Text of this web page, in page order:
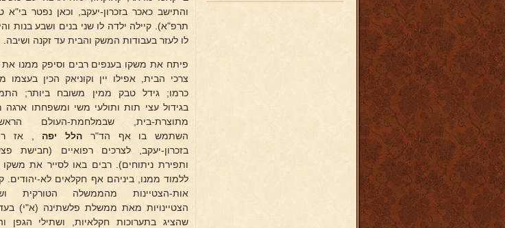
והתישב כאכר בזכרון-יעקב, וכאן נפטר בי"א
תרפ"א). קיילה ילדה לו שני בנים ושבע בנות
לו לעזר בעבודות המשק והבית עד זקנה ושיבה.
פיתח את משקו בענפים רבים וסיפק ממנו את
צרכי הבית, אפילו יין וקוניאק הכין בעצמו
כרמו; גידל טבק ממין משובח ביותר;
בגידול עצי תות ותולעי משי ומשפחתו ארגה
מתוצרת-בית, שבמלחמת-העולם
השתמש בו אף הד"ר הלל יפה , אז
בזכרון-יעקב, לצרכים רפואיים (חבישת
ותפירת ניתוחים). רבים באו לסייר את משקו
ללמוד ממנו, ביניהם אף חקלאים לא-יהודים.
אות-הצטיינות מהממשלה הטורקית
הצטיינויות מאת ממשלת פלשתינה (א"י)
שהציג בתערוכות חקלאיות, ושתילי